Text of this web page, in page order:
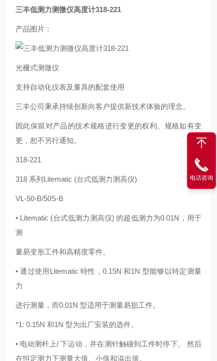
三丰低测力测微仪高度计318-221
产品图片：
光栅式测微仪
支持自动化仪表及量具的配套使用
三丰公司秉承持续创新向客户提供新技术体验的理念。
因此保留对产品的技术规格进行变更的权利。规格如有变
更，恕不另行通知。
318-221
318 系列Litematic (台式低测力测高仪)
VL-50-B/50S-B
• Litematic (台式低测力测高仪) 的超低测力为0.01N，用于
测
量易变形工件和高精度零件。
• 通过使用Litematic 特性，0.15N 和1N 型能够以特定测量
力
进行测量，而0.01N 型适用于测量易损工件。
*1: 0.15N 和1N 型为出厂安装的选件。
• 电动测杆上/ 下运动，并在测针触碰到工件时停下。 然后
在恒定测力下测量大值、小值和溢出值。
电话咨询